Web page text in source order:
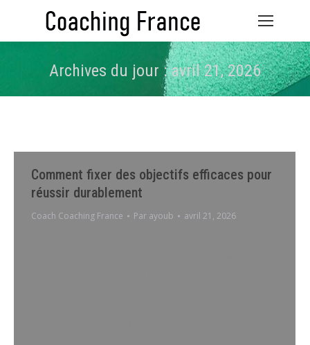
Archives du jour :avril 21, 2026
Vous êtes ici :
Comment fixer des objectifs efficaces pour
réussir durablement
Coach Coaching France Par ayoub avril 21, 2026